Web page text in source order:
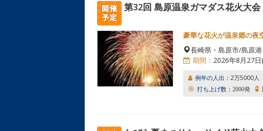
第32回 島原温泉ガマダス花火大会
豪華な花火が温泉郷の夜
長崎県・島原市/島原港
期間： 2026年8月27日
例年の人出： 2万5000人
打ち上げ数： 2000発